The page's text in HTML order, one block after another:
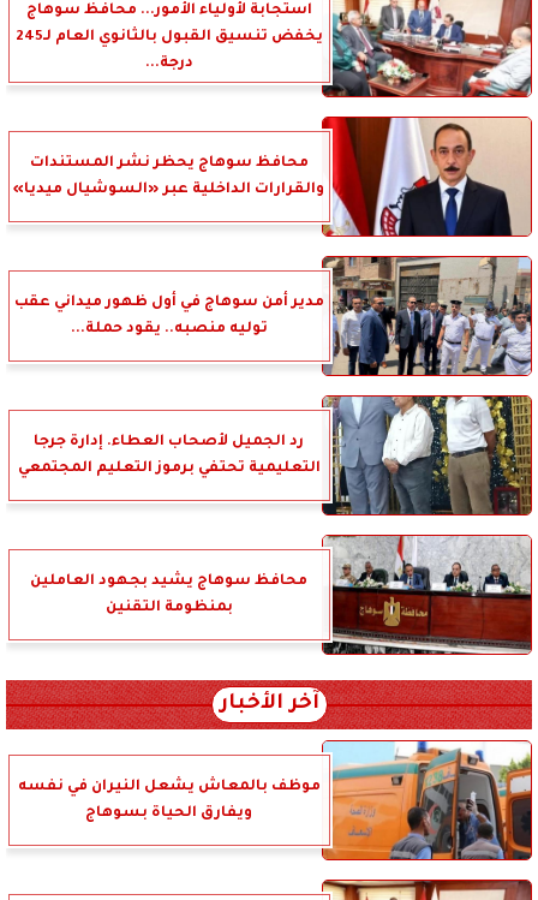
استجابة لأولياء الأمور... محافظ سوهاج
يخفض تنسيق القبول بالثانوي العام لـ245
درجة...
محافظ سوهاج يحظر نشر المستندات
والقرارات الداخلية عبر «السوشيال ميديا»
مدير أمن سوهاج في أول ظهور ميداني عقب
توليه منصبه.. يقود حملة...
رد الجميل لأصحاب العطاء. إدارة جرجا
التعليمية تحتفي برموز التعليم المجتمعي
محافظ سوهاج يشيد بجهود العاملين
بمنظومة التقنين
آخر الأخبار
موظف بالمعاش يشعل النيران في نفسه
ويفارق الحياة بسوهاج